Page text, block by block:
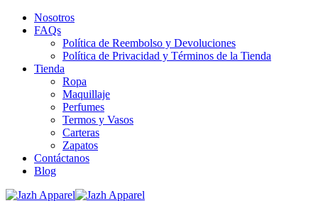
Nosotros
FAQs
Política de Reembolso y Devoluciones
Política de Privacidad y Términos de la Tienda
Tienda
Ropa
Maquillaje
Perfumes
Termos y Vasos
Carteras
Zapatos
Contáctanos
Blog